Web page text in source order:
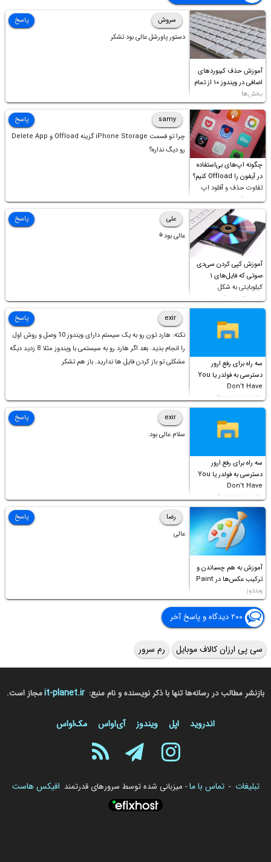
آموزش حذف کیبوردهای
اضافی در ویندوز ۱۰ از تمام
بخش‌ها
سروش
دستور پاورشل عالی بود تشکر
پاسخ
چگونه اپ‌های بی‌استفاده
در آیفون را Offload کنیم؟
تفاوت حذف و آفلود اپ
چیست؟
samy
چرا تو قسمت iPhone Storage گزینه Offload و Delete App
رو دیگ نداره؟
پاسخ
آموزش کپی کردن سی‌دی
صوتی که فایل‌های ۱
کیلوبایتی به شکل
شورت‌کات در آن موجود
است!
علی
عالی بود⚘
پاسخ
سه راه برای رفع ارور
دسترسی به فولدر یا You
Don’t Have
Permission to
Access this folder
exir
نکته: هارد تون رو به یک سیستم دارای ویندوز 10 وصل و روش اول
را انجام بدید. بعد اگر هارد رو به سیستمی با ویندوز مثلا 8 زدید دیگه
مشکلی تو باز کردن فایل ها ندارید. باز هم تشکر
پاسخ
سه راه برای رفع ارور
دسترسی به فولدر یا You
Don’t Have
Permission to
Access this folder
exir
سلام عالی بود.
پاسخ
آموزش به هم چسباندن و
ترکیب عکس‌ها در Paint
ویندوز
رضا
عالی
پاسخ
۲۰۰ دیدگاه و پاسخ آخر
سی پی ارزان کالاف موبایل رم سرور
بازنشر مطالب در رسانه‌ها تنها با ذکر نویسنده و نام منبع: it-planet.irمجاز است.
اندروید اپل ویندوز آی‌او‌اس مک‌او‌اس
تبلیغات - تماس با ما- میزبانی شده توسط سرورهای قدرتمند افیکس هاست